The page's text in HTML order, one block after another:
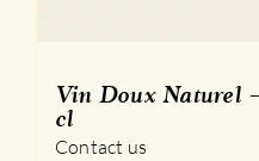
Vin Doux Naturel
cl
Contact us